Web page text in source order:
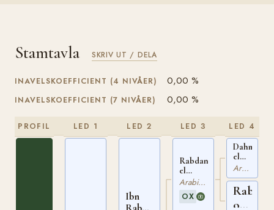
Stamtavla SKRIV UT / DELA
INAVELSKOEFFICIENT (4 NIVÅER) 0,00 %
INAVELSKOEFFICIENT (7 NIVÅER) 0,00 %
PROFIL LED 1 LED 2
Ibn
LED 3
Rabdan
el
Azrak
EGYPT
Arabiskt Fullblod
OX
LED 4
Dahman
el
Azrak
ox
EGYPT
69
Arabiskt Fullblod
Rabda
ox